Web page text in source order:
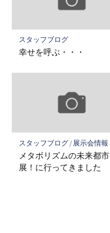
スタッフブログ
幸せを呼ぶ・・・
スタッフブログ/ 展示会情報
メタボリズムの未来都市
展！に行ってきました